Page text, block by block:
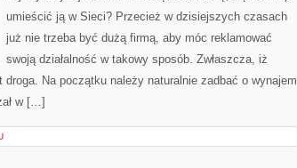
umieścić ją w Sieci? Przecież w dzisiejszych czasach
już nie trzeba być dużą firmą, aby móc reklamować
swoją działalność w takowy sposób. Zwłaszcza, iż
Na początku należy naturalnie zadbać o wynajem
w […]